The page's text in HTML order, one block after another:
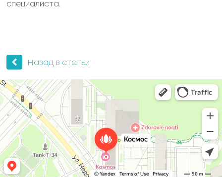
специалиста.
Назад в статьи
Космос
Косметология в Москве
Ногтевая студия в Москве